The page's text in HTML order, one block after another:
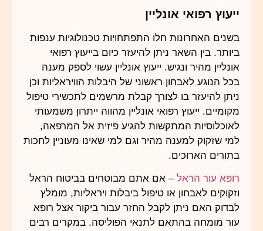
ייעוץ רפואי אונליין
בשנים האחרונות חלו התפתחויות טכנולוגיות ענפות
ביותר. בין השאר ניתן להיעזר כיום בייעוץ רפואי
אונליין מהיר ונגיש. ייעוץ אונליין עשוי לספק מענה
בכל הנוגע לאבחון ראשוני של היבלות הוויראליות וכן
ניתן להיעזר בו לצורך קבלת מרשמים לתכשירי טיפול
מקומיים. ייעוץ רפואי אונליין מהווה ייתרון משמעותי
לאוכלוסיות המתקשות להגיע פיזית אל המרפאה,
למי שזקוק למענה מהיר וגם למי שאינו מעוניין לחכות
בתורים הארוכים.
רופא עור הראל – אם אתם מבוטחים בביטוח הראל
וזקוקים לאבחון או טיפול ביבלות ויראליות, מומלץ
לבדוק האם ניתן לקבל החזר עבור ביקור אצל רופא
עור מומחה בהתאם לתנאי הפוליסה. במקרים רבים